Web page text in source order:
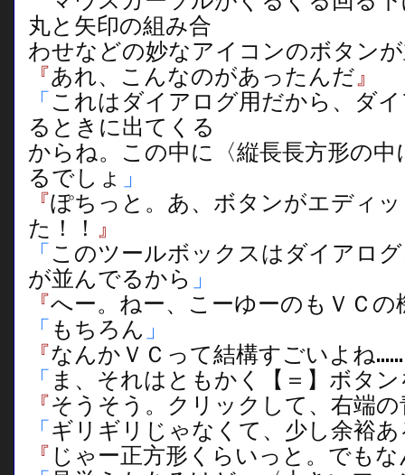
丸と矢印の組み合
わせなどの妙なアイコンのボタン
『あれ、こんなのがあったんだ』
「これはダイアログ用だから、ダ
るときに出てくる
からね。この中に〈縦長長方形の
るでしょ 」
『ぽちっと。あ、ボタンがエディ
た！！ 』
「このツールボックスはダイアロ
が並んでるから 」
『へー。ねー、こーゆーのもＶＣの
「 もちろん 」
『なんかＶＣって結構すごいよね……
「 ま、それはともかく【＝】ボタ
『そうそう。クリックして、右端
「ギリギリじゃなくて、少し余裕
『 じゃー正方形くらいっと。でも